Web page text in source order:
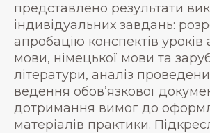
представлено результати
індивідуальних завдань:
апробацію конспектів уроків
мови, німецької мови та
літератури, аналіз
ведення обов’язкової
дотримання вимог до
матеріалів практики.